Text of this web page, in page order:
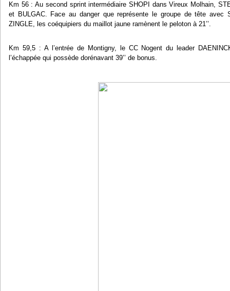
Km 56 : Au second sprint intermédiaire SHOPI dans Vireux Molhain,
et BULGAC. Face au danger que représente le groupe de tête avec
ZINGLE, les coéquipiers du maillot jaune ramènent le peloton à 21’’.
Km 59,5 : A l’entrée de Montigny, le CC Nogent du leader
l’échappée qui possède dorénavant 39’’ de bonus.